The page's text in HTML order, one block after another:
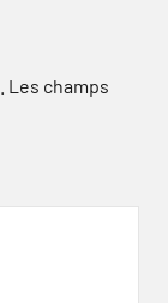
Les champs